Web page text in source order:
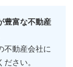
豊富な不動産
不動産会社に
さい。